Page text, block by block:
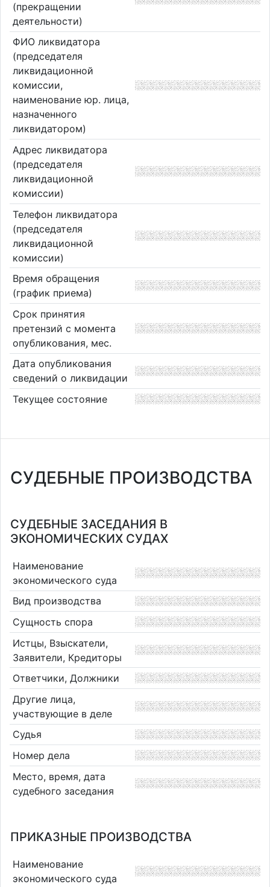
(прекращении
деятельности)
ФИО ликвидатора
(председателя
ликвидационной
комиссии,
наименование юр. лица,
назначенного
ликвидатором)
Адрес ликвидатора
(председателя
ликвидационной
комиссии)
Телефон ликвидатора
(председателя
ликвидационной
комиссии)
Время обращения
(график приема)
Срок принятия
претензий с момента
опубликования, мес.
Дата опубликования
сведений о ликвидации
Текущее состояние
СУДЕБНЫЕ ПРОИЗВОДСТВА
СУДЕБНЫЕ ЗАСЕДАНИЯ В
ЭКОНОМИЧЕСКИХ СУДАХ
Наименование
экономического суда
Вид производства
Сущность спора
Истцы, Взыскатели,
Заявители, Кредиторы
Ответчики, Должники
Другие лица,
участвующие в деле
Судья
Номер дела
Место, время, дата
судебного заседания
ПРИКАЗНЫЕ ПРОИЗВОДСТВА
Наименование
экономического суда